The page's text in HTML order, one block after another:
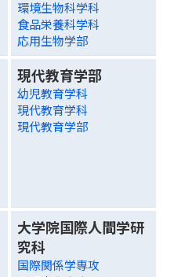
環境生物科学科
食品栄養科学科
応用生物学部
現代教育学部
幼児教育学科
現代教育学科
現代教育学部
大学院国際人間学研
究科
国際関係学専攻